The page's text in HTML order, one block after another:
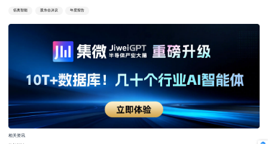
佰奥智能 股东会决议 年度报告
相关资讯